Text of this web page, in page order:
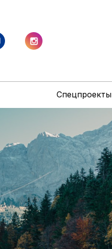
Спецпроекты